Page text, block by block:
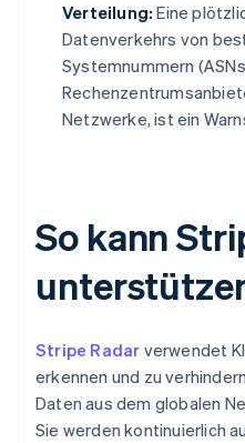
Verteilung: Eine
Datenverkehrs von
Systemnummern
Netzwerke, ist ein
So kann
Stripe Radar verwendet
erkennen und zu
Daten aus dem globalen
Sie werden kontinuierlich